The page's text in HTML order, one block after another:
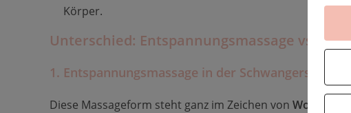
Körper.
Unterschied: Entspannungsmassage vs.
1. Entspannungsmassage in der Schwangerschaft
Diese Massageform steht ganz im Zeichen von